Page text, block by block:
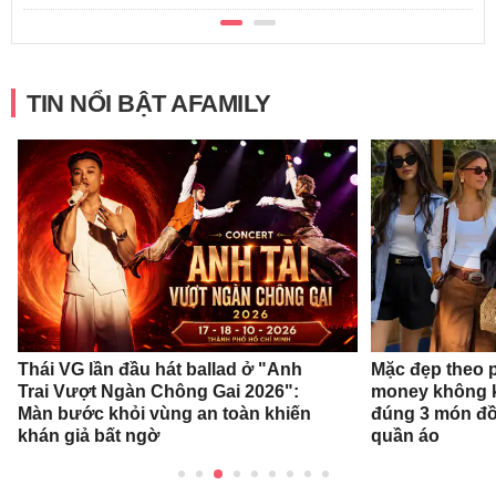
TIN NỔI BẬT AFAMILY
Thái VG lần đầu hát ballad ở "Anh
Trai Vượt Ngàn Chông Gai 2026":
Màn bước khỏi vùng an toàn khiến
khán giả bất ngờ
Mặc đẹp theo
money không
đúng 3 món
quần áo